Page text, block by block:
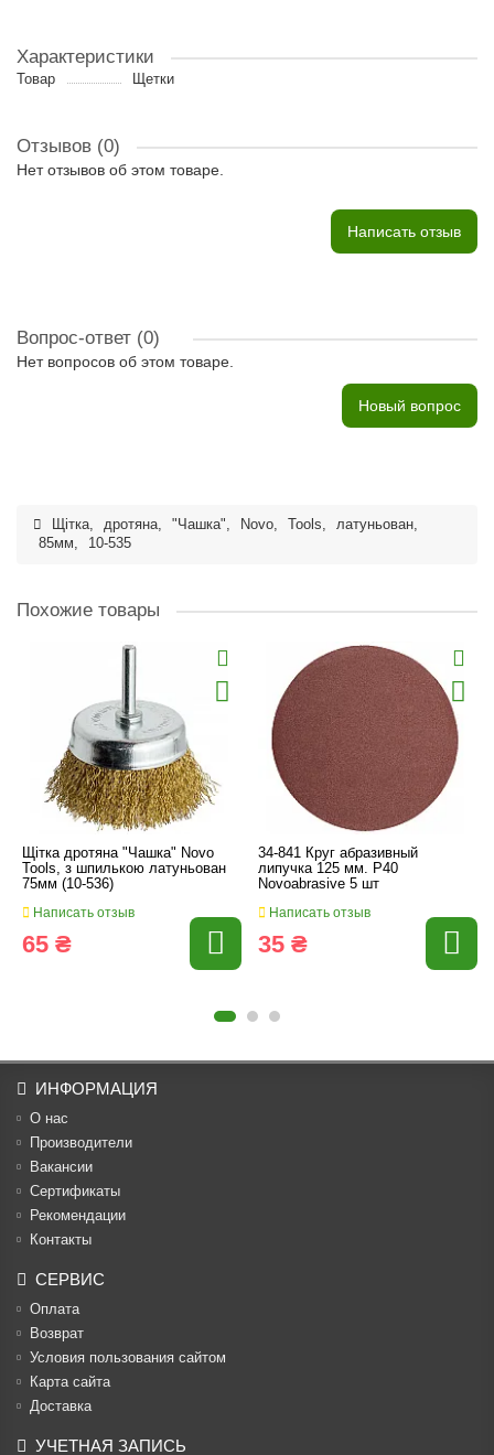
Характеристики
Товар Щетки
Отзывов (0)
Нет отзывов об этом товаре.
Написать отзыв
Вопрос-ответ (0)
Нет вопросов об этом товаре.
Новый вопрос
Щітка, дротяна, "Чашка", Novo, Tools, латуньован,
85мм, 10-535
Похожие товары
Щітка дротяна "Чашка" Novo
Tools, з шпилькою латуньован
75мм (10-536)
Написать отзыв
65 ₴
34-841 Круг абразивный
липучка 125 мм. P40
Novoabrasive 5 шт
Написать отзыв
35 ₴
ИНФОРМАЦИЯ
О нас
Производители
Вакансии
Cертификаты
Рекомендации
Контакты
СЕРВИС
Оплата
Возврат
Условия пользования сайтом
Карта сайта
Доставка
УЧЕТНАЯ ЗАПИСЬ